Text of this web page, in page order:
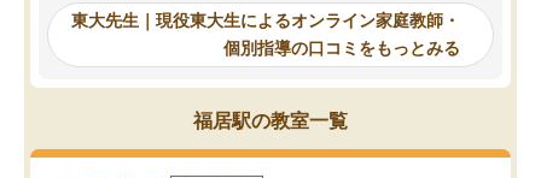
れるので、親としても安心です。毎日
使える自習室とかもあり、わからない
ところがあれば先生が回答してくれる
のも重宝しています。
自習室が毎日使えていつ
るのが心強かったよう
謝です。
東大先生｜現役東大生によるオンライン家庭教師・
個別指導の口コミをもっとみる
福居駅の教室一覧